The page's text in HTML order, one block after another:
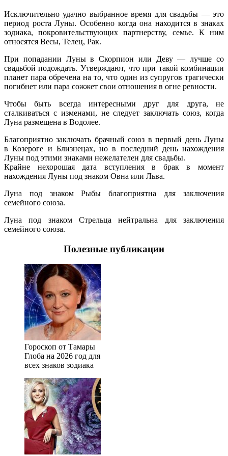
Исключительно удачно выбранное время для свадьбы — это
период роста Луны. Особенно когда она находится в знаках
зодиака, покровительствующих партнерству, семье. К ним
относятся Весы, Телец, Рак.
При попадании Луны в Скорпион или Деву — лучше со
свадьбой подождать. Утверждают, что при такой комбинации
планет пара обречена на то, что один из супругов трагически
погибнет или пара сожжет свои отношения в огне ревности.
Чтобы быть всегда интересными друг для друга, не
сталкиваться с изменами, не следует заключать союз, когда
Луна размещена в Водолее.
Благоприятно заключать брачный союз в первый день Луны
в Козероге и Близнецах, но в последний день нахождения
Луны под этими знаками нежелателен для свадьбы.
Крайне нехорошая дата вступления в брак в момент
нахождения Луны под знаком Овна или Льва.
Луна под знаком Рыбы благоприятна для заключения
семейного союза.
Луна под знаком Стрельца нейтральна для заключения
семейного союза.
Полезные публикации
Гороскоп от Тамары
Глоба на 2026 год для
всех знаков зодиака